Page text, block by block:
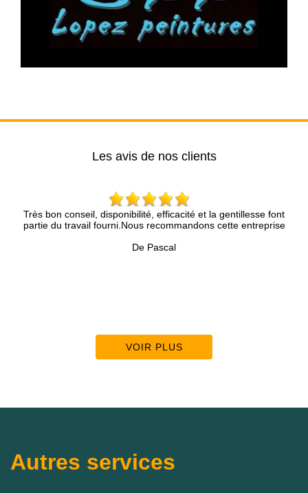
Les avis de nos clients
disponibilité, efficacité et la gentillesse font
fourni.Nous recommandons cette entreprise
Mr Brun et son
Nous sommes
VOIR PLUS
Autres services